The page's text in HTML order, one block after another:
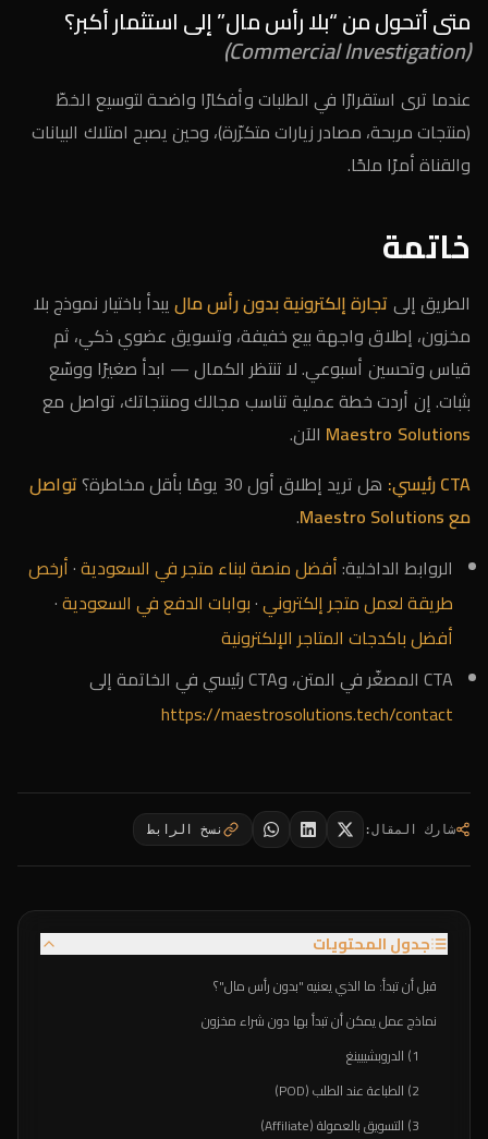
متى أتحول من “بلا رأس مال” إلى استثمار أكبر؟
(Commercial Investigation)
عندما ترى استقرارًا في الطلبات وأفكارًا واضحة لتوسيع الخطّ
(منتجات مربحة، مصادر زيارات متكرّرة)، وحين يصبح امتلاك البيانات
والقناة أمرًا ملحًا.
خاتمة
الطريق إلىتجارة إلكترونية بدون رأس ماليبدأ باختيار نموذج بلا
مخزون، إطلاق واجهة بيع خفيفة، وتسويق عضوي ذكي، ثم
قياس وتحسين أسبوعي. لا تنتظر الكمال — ابدأ صغيرًا ووسّع
بثبات. إن أردت خطة عملية تناسب مجالك ومنتجاتك، تواصل مع
Maestro Solutions الآن.
CTA رئيسي:
هل تريد إطلاق أول 30 يومًا بأقل مخاطرة؟
تواصل
مع Maestro Solutions
.
الروابط الداخلية:أفضل منصة لبناء متجر في السعودية·أرخص
طريقة لعمل متجر إلكتروني·بوابات الدفع في السعودية·
أفضل باكدجات المتاجر الإلكترونية
CTA المصغّر في المتن، وCTA رئيسي في الخاتمة إلى
https://maestrosolutions.tech/contact
شارك المقال: نسخ الرابط
جدول المحتويات
قبل أن تبدأ: ما الذي يعنيه "بدون رأس مال"؟
نماذج عمل يمكن أن تبدأ بها دون شراء مخزون
1) الدروبشيبينغ
2) الطباعة عند الطلب (POD)
3) التسويق بالعمولة (Affiliate)